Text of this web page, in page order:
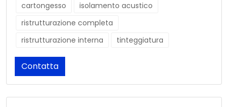
cartongesso
isolamento acustico
ristrutturazione completa
ristrutturazione interna
tinteggiatura
Contatta